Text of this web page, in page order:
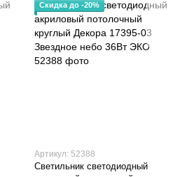
Скидка до -20%
Артикул: 52388
Светильник светодиодный